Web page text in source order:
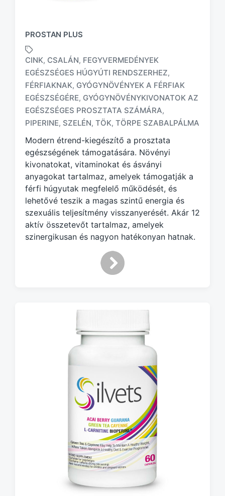
PROSTAN PLUS
a
g
g
d
w
i
t
h
CINK, CSALÁN, FEGYVERMEDÉNYEK
EGÉSZSÉGES HÚGYÚTI RENDSZERHEZ,
FÉRFIAKNAK, GYÓGYNÖVÉNYEK A FÉRFIAK
EGÉSZSÉGÉRE, GYÓGYNÖVÉNYKIVONATOK AZ
EGÉSZSÉGES PROSZTATA SZÁMÁRA,
PIPERINE, SZELÉN, TÖK, TÖRPE SZABALPÁLMA
Modern étrend-kiegészítő a prosztata
egészségének támogatására. Növényi
kivonatokat, vitaminokat és ásványi
anyagokat tartalmaz, amelyek támogatják a
férfi húgyutak megfelelő működését, és
lehetővé teszik a magas szintű energia és
szexuális teljesítmény visszanyerését. Akár 12
aktív összetevőt tartalmaz, amelyek
szinergikusan és nagyon hatékonyan hatnak.